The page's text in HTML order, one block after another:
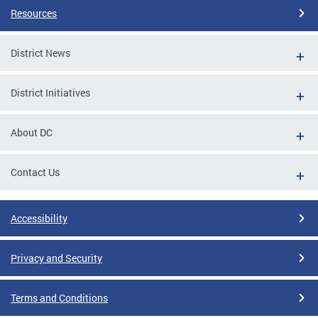
Resources
District News
District Initiatives
About DC
Contact Us
Accessibility
Privacy and Security
Terms and Conditions